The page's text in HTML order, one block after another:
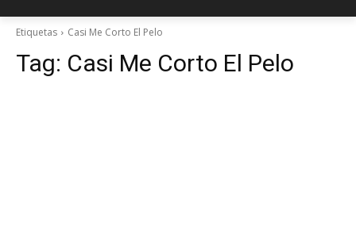
Etiquetas Casi Me Corto El Pelo
Tag: Casi Me Corto El Pelo